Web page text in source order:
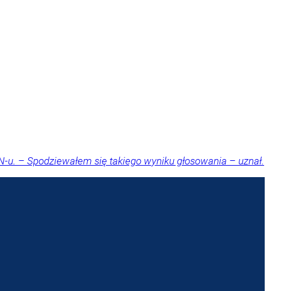
– Spodziewałem się takiego wyniku głosowania – uznał.